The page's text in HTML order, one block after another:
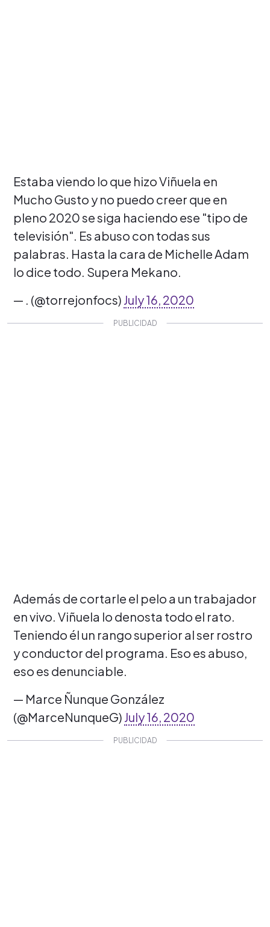
Estaba viendo lo que hizo Viñuela en
Mucho Gusto y no puedo creer que en
pleno 2020 se siga haciendo ese "tipo de
televisión". Es abuso con todas sus
palabras. Hasta la cara de Michelle Adam
lo dice todo. Supera Mekano.
— . (@torrejonfocs) July 16, 2020
Además de cortarle el pelo a un trabajador
en vivo. Viñuela lo denosta todo el rato.
Teniendo él un rango superior al ser rostro
y conductor del programa. Eso es abuso,
eso es denunciable.
— Marce Ñunque González
(@MarceNunqueG) July 16, 2020